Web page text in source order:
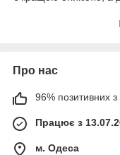
SUP-дошка у
для прогулянок та
Про нас
96% позитивних з
Працює з
м. Одеса